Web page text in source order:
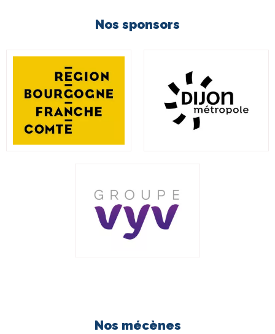
Nos sponsors
Nos mécènes